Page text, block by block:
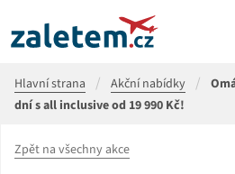
Hlavní strana Akční nabídky
dní s all inclusive od 19 990 Kč!
Zpět na všechny akce